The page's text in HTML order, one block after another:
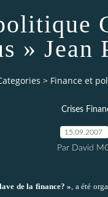
» Jean
> Finance et
Crises
15.09.2007
Par David
de la finance? » , a été